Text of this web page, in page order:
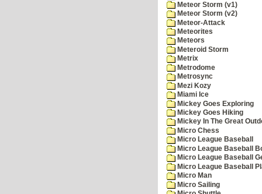
Meteor Storm (v1)
Meteor Storm (v2)
Meteor-Attack
Meteorites
Meteors
Meteroid Storm
Metrix
Metrodome
Metrosync
Mezi Kozy
Miami Ice
Mickey Goes Exploring
Mickey Goes Hiking
Mickey In The Great
Micro Chess
Micro League Baseball
Micro League Baseball
Micro League Baseball
Micro League Baseball
Micro Man
Micro Sailing